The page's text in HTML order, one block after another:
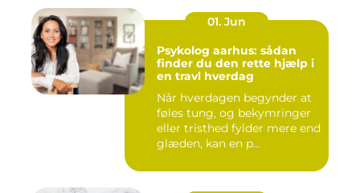
01. Jun
Psykolog aarhus: sådan
finder du den rette hjælp i
en travl hverdag
Når hverdagen begynder at
føles tung, og bekymringer
eller tristhed fylder mere end
glæden, kan en p...